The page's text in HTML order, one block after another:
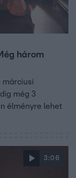
három
márciusi
még 3
élményre lehet
3:06